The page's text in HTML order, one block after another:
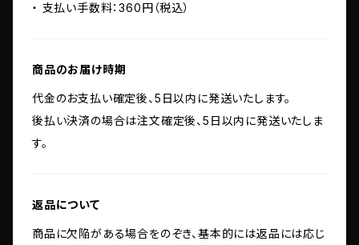
・ 支払い手数料：360円（税込）
商品のお届け時期
代金のお支払い確定後、5日以内に発送いたします。
後払い決済の場合は注文確定後、5日以内に発送いたしま
す。
返品について
商品に欠陥がある場合をのぞき、基本的には返品には応じ